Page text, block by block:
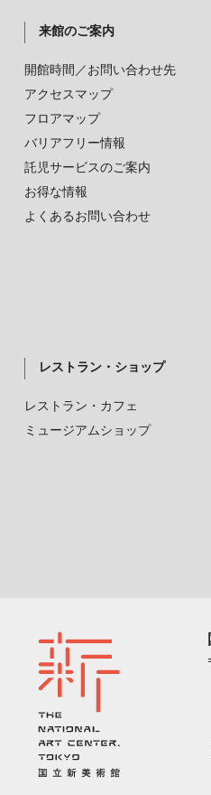
来館のご案内
開館時間／お問い合わせ先
アクセスマップ
フロアマップ
バリアフリー情報
託児サービスのご案内
お得な情報
よくあるお問い合わせ
レストラン・ショップ
レストラン・カフェ
ミュージアムショップ